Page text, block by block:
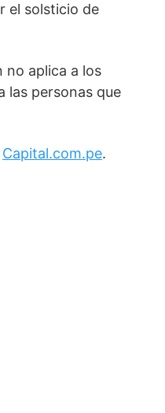
el solsticio de
no aplica a los
las personas que
Capital.com.pe.